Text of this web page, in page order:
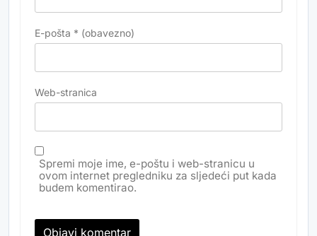
E-pošta * (obavezno)
Web-stranica
Spremi moje ime, e-poštu i web-stranicu u
ovom internet pregledniku za sljedeći put kada
budem komentirao.